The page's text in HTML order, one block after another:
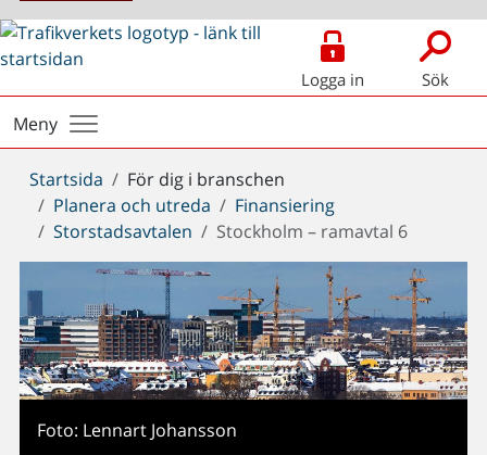
Logga in Sök
Meny
Du
är
här:
Startsida
För dig i branschen
Planera och utreda
Finansiering
Storstadsavtalen
Stockholm – ramavtal 6
Foto: Lennart Johansson